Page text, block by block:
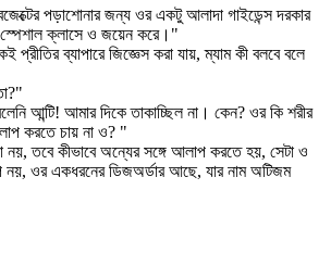
পড়াশোনার জন্য ওর একটু আলাদা গাইডেন্স দরকার
ক্লাসে ও জয়েন করে।"
প্রীতির ব্যাপারে জিজ্ঞেস করা যায়, ম্যাম কী বলবে বলে
আন্টি! আমার দিকে তাকাচ্ছিল না। কেন? ওর কি শরীর
করতে চায় না ও? "
নয়, তবে কীভাবে অন্যের সঙ্গে আলাপ করতে হয়, সেটা ও
নয়, ওর একধরনের ডিজঅর্ডার আছে, যার নাম অটিজম